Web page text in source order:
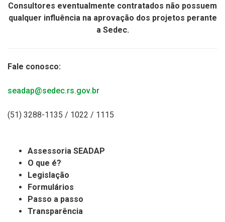
Consultores eventualmente contratados não possuem
qualquer influência na aprovação dos projetos perante
a Sedec.
Fale conosco:
seadap@sedec.rs.gov.br
(51) 3288-1135 / 1022 / 1115
Assessoria SEADAP
O que é?
Legislação
Formulários
Passo a passo
Transparência